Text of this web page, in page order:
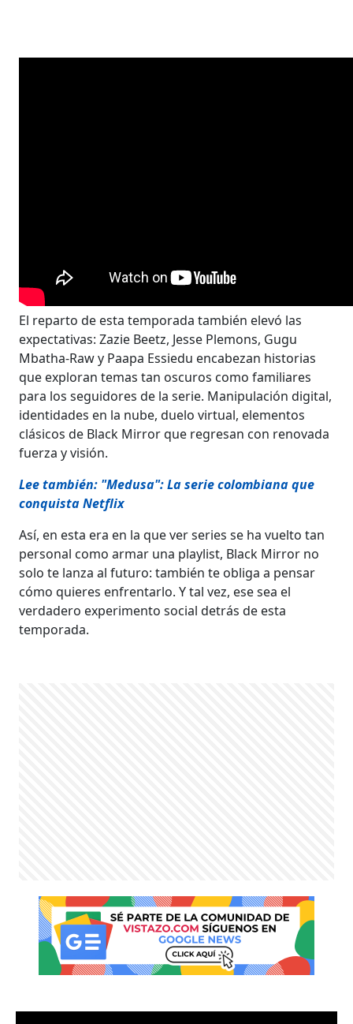
El reparto de esta temporada también elevó las
expectativas: Zazie Beetz, Jesse Plemons, Gugu
Mbatha-Raw y Paapa Essiedu encabezan historias
que exploran temas tan oscuros como familiares
para los seguidores de la serie. Manipulación digital,
identidades en la nube, duelo virtual, elementos
clásicos de Black Mirror que regresan con renovada
fuerza y visión.
Lee también: "Medusa": La serie colombiana que
conquista Netflix
Así, en esta era en la que ver series se ha vuelto tan
personal como armar una playlist, Black Mirror no
solo te lanza al futuro: también te obliga a pensar
cómo quieres enfrentarlo. Y tal vez, ese sea el
verdadero experimento social detrás de esta
temporada.